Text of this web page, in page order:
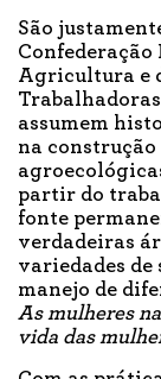
São
Agricultura e
assumem
na
partir do
fonte
verdadeiras
variedades de
manejo de
As mulheres
vida das